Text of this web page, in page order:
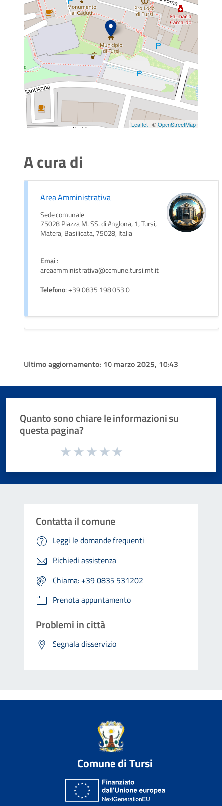
Leaflet | ©OpenStreetMap
A cura di
Area Amministrativa
Sede comunale
75028 Piazza M. SS. di Anglona, 1, Tursi,
Matera, Basilicata, 75028, Italia
Email:
areaamministrativa@comune.tursi.mt.it
Telefono: +39 0835 198 053 0
Ultimo aggiornamento: 10 marzo 2025, 10:43
Quanto sono chiare le informazioni su
questa pagina?
Valuta da 1 a 5 stelle la pagina
Contatta il comune
Leggi le domande frequenti
Richiedi assistenza
Chiama: +39 0835 531202
Prenota appuntamento
Problemi in città
Segnala disservizio
Comune di Tursi